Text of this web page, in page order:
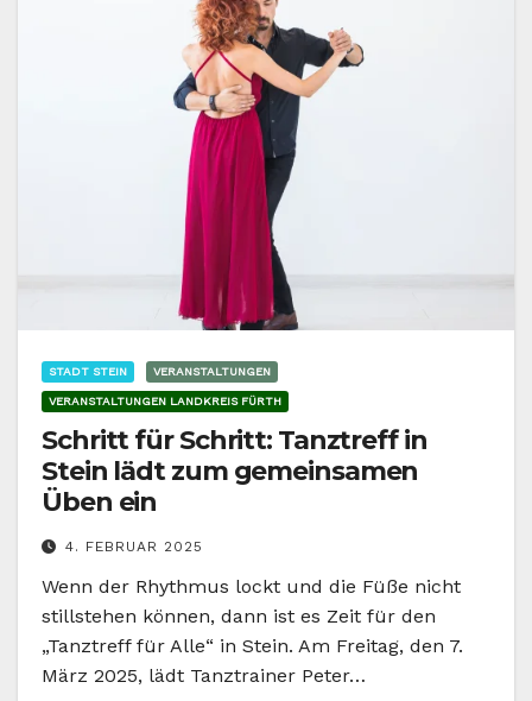
STADT STEIN VERANSTALTUNGEN
VERANSTALTUNGEN LANDKREIS FÜRTH
Schritt für Schritt: Tanztreff in
Stein lädt zum gemeinsamen
Üben ein
4. FEBRUAR 2025
Wenn der Rhythmus lockt und die Füße nicht
stillstehen können, dann ist es Zeit für den
„Tanztreff für Alle“ in Stein. Am Freitag, den 7.
März 2025, lädt Tanztrainer Peter…